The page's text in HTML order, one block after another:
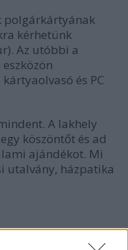
polgárkártyának
kérhetünk
Az utóbbi a
és PC
A lakhely
köszöntőt és ad
ajándékot. Mi
utalvány, házpatika